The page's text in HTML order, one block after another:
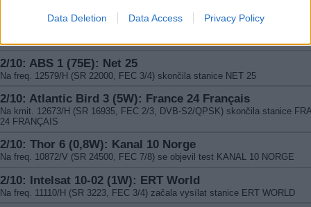
Data Deletion Data Access Privacy Policy
2/10: Intelsat 904 (60E): Podmoskovye
PODMOSKOVYE
2/10: ABS 1 (75E): Net 25
Na freq. 12579/H (SR 22000, FEC 3/4) skončila stanice NET 25
2/10: Atlantic Bird 3 (5W): France 24 Français
Na kmit. 12673/H (SR 16935, FEC 2/3, DVB-S2/QPSK) skončila stanice
24 FRANÇAIS
2/10: Thor 6 (0,8W): Kanal 10 Norge
Na freq. 10872/V (SR 24500, FEC 7/8) se objevil test KANAL 10 NORGE
2/10: Intelsat 10-02 (1W): ERT World
Na freq. 11110/H (SR 3223, FEC 3/4) začala vysílat stanice ERT WORLD